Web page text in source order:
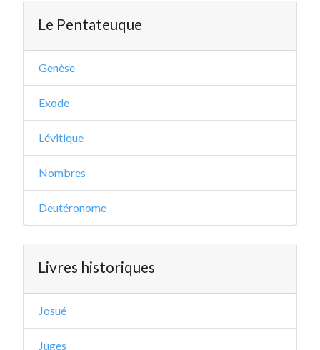
Le Pentateuque
Genèse
Exode
Lévitique
Nombres
Deutéronome
Livres historiques
Josué
Juges